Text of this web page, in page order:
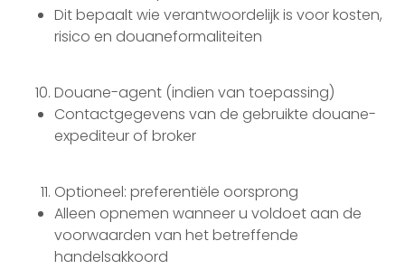
Dit bepaalt wie verantwoordelijk is voor kosten,
risico en douaneformaliteiten
Douane-agent (indien van toepassing)
Contactgegevens van de gebruikte douane-
expediteur of broker
Optioneel: preferentiële oorsprong
Alleen opnemen wanneer u voldoet aan de
voorwaarden van het betreffende
handelsakkoord